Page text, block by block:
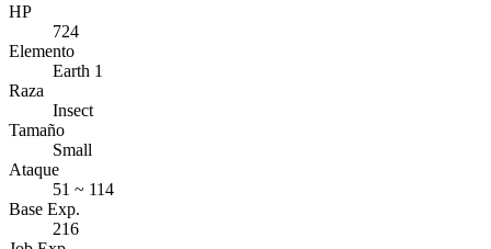
HP
724
Elemento
Earth 1
Raza
Insect
Tamaño
Small
Ataque
51 ~ 114
Base Exp.
216